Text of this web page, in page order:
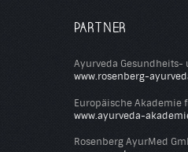
PARTNER
Ayurveda Gesundheits-
www.rosenberg-
Europäische Akademie
www.ayurveda-
Rosenberg AyurMed